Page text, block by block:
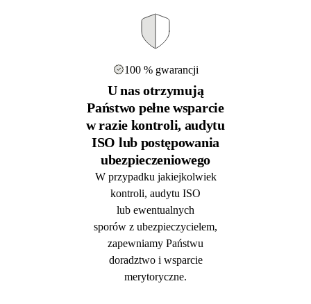
100 % gwarancji
U nas otrzymują
Państwo pełne wsparcie
w razie kontroli, audytu
ISO lub postępowania
ubezpieczeniowego
W przypadku jakiejkolwiek
kontroli, audytu ISO
lub ewentualnych
sporów z ubezpieczycielem,
zapewniamy Państwu
doradztwo i wsparcie
merytoryczne.